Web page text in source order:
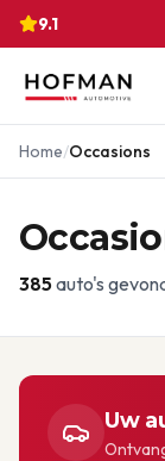
9.1
Home/Occasions
385 auto's
Uw